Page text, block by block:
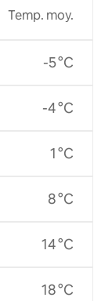
Temp. moy.
-5 °C
-4 °C
1 °C
8 °C
14 °C
18 °C